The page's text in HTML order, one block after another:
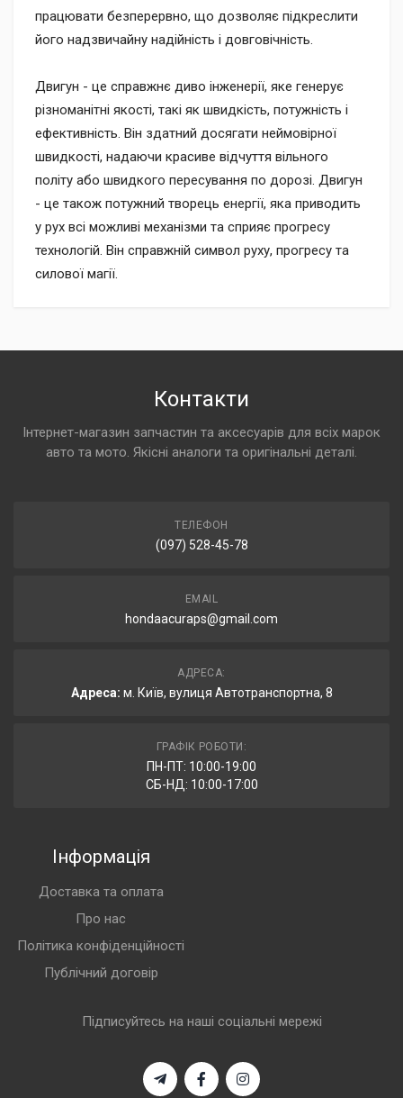
працювати безперервно, що дозволяє підкреслити
його надзвичайну надійність і довговічність.
Двигун - це справжнє диво інженерії, яке генерує
різноманітні якості, такі як швидкість, потужність і
ефективність. Він здатний досягати неймовірної
швидкості, надаючи красиве відчуття вільного
політу або швидкого пересування по дорозі. Двигун
- це також потужний творець енергії, яка приводить
у рух всі можливі механізми та сприяє прогресу
технологій. Він справжній символ руху, прогресу та
силової магії.
Контакти
Інтернет-магазин запчастин та аксесуарів для всіх марок
авто та мото. Якісні аналоги та оригінальні деталі.
ТЕЛЕФОН
(097) 528-45-78
EMAIL
hondaacuraps@gmail.com
АДРЕСА:
Адреса: м. Київ, вулиця Автотранспортна, 8
ГРАФІК РОБОТИ:
ПН-ПТ: 10:00-19:00
СБ-НД: 10:00-17:00
Інформація
Доставка та оплата
Про нас
Політика конфіденційності
Публічний договір
Підписуйтесь на наші соціальні мережі